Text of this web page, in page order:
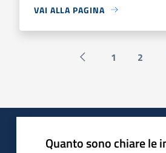
VAI ALLA PAGINA
Pagina precedente
1 2
Quanto sono chiare le